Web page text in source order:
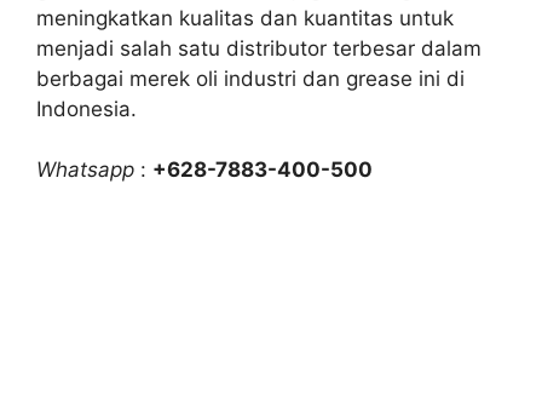
meningkatkan kualitas dan kuantitas untuk
menjadi salah satu distributor terbesar dalam
berbagai merek oli industri dan grease ini di
Indonesia.
Whatsapp : +628-7883-400-500